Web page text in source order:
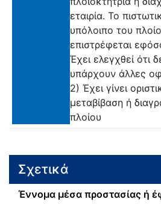
εταιρία. Το
υπόλοιπο του
επιστρέφεται
Έχει ελεγχθεί ότι
υπάρχουν άλλες
2) Έχει γίνει
μεταβίβαση ή
πλοίου
Σχετικά
Έννομα μέσα προστασίας ή